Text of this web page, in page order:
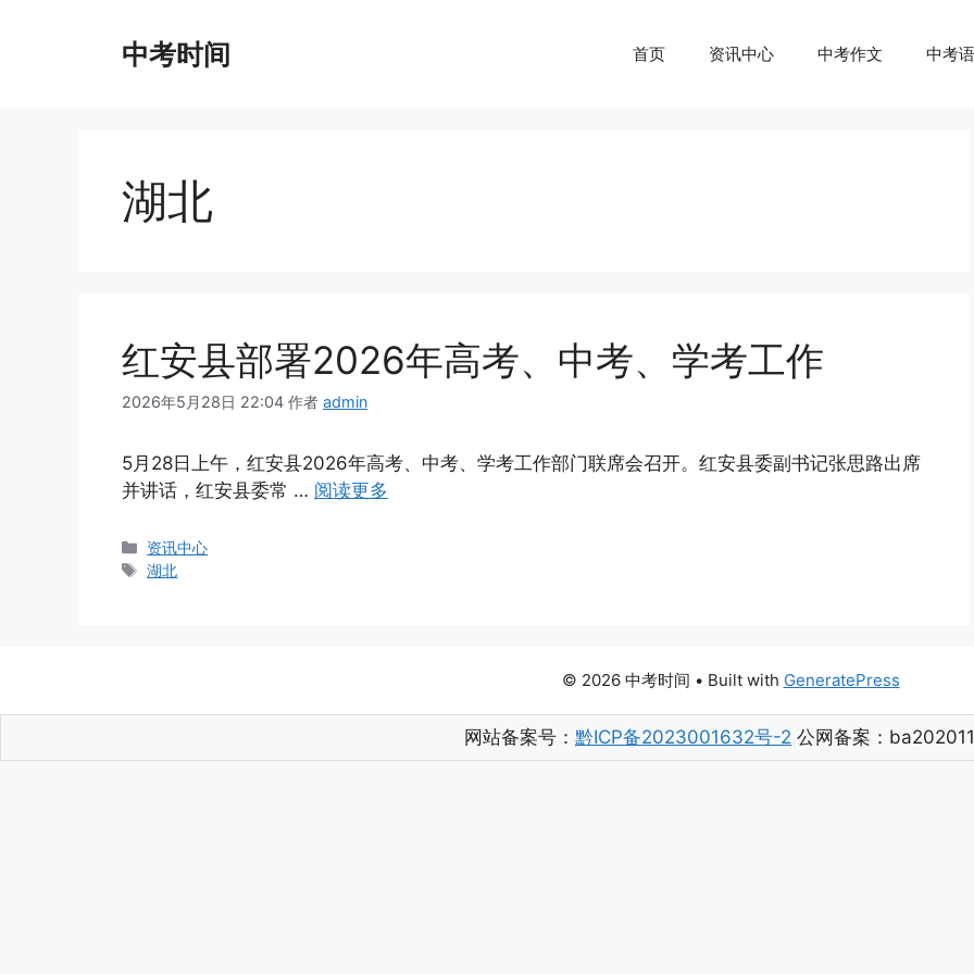
中考时间 首页 资讯中心 中考作文 中考
湖北
红安县部署2026年高考、中考、学考工作
2026年5月28日 22:04 作者 admin
5月28日上午，红安县2026年高考、中考、学考工作部门联席会召开。红安县委副书记张思路出席
并讲话，红安县委常 … 阅读更多
分
类
资讯中心
标
湖北
© 2026 中考时间 • Built with GeneratePress
网站备案号： 黔ICP备2023001632号-2 公网备案：